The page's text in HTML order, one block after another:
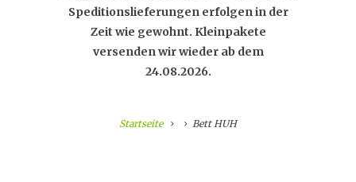
Speditionslieferungen erfolgen in der
Zeit wie gewohnt. Kleinpakete
versenden wir wieder ab dem
24.08.2026.
Startseite Bett HUH